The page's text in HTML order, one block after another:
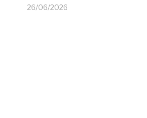
26/06/2026